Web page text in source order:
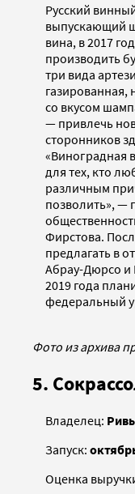
Русский
выпускающий
вина, в 2017
производить
три вида
газированная,
со вкусом
— привлечь
сторонников
«Виноградная
для тех, кто
различным
позволить», —
Фирстова.
предлагать в
Абрау-Дюрсо и
2019 года
федеральный
Фото из архива
5.
Владелец:
Запуск:
Оценка